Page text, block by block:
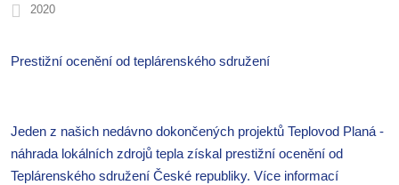
2020
Prestižní ocenění od teplárenského sdružení
Jeden z našich nedávno dokončených projektů Teplovod Planá -
náhrada lokálních zdrojů tepla získal prestižní ocenění od
Teplárenského sdružení České republiky. Více informací